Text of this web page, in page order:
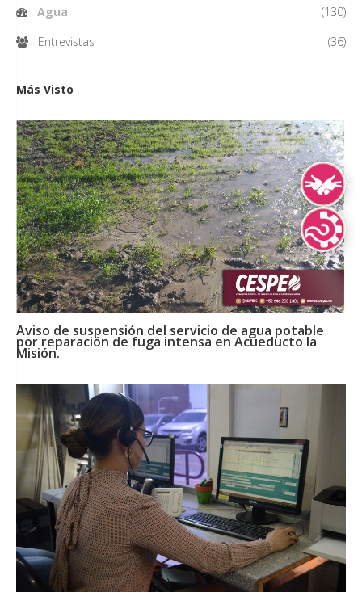
Agua
(130)
Entrevistas
(36)
Más Visto
Aviso de suspensión del servicio de agua potable
por reparación de fuga intensa en Acueducto la
Misión.
Lengua de
Lenguas